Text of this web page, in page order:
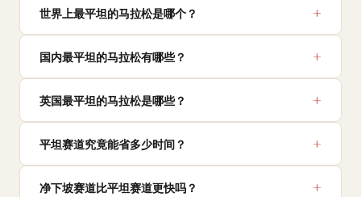
世界上最平坦的马拉松是哪个？
国内最平坦的马拉松有哪些？
英国最平坦的马拉松是哪些？
平坦赛道究竟能省多少时间？
净下坡赛道比平坦赛道更快吗？